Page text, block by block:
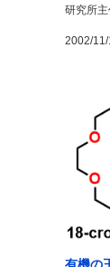
研究所
2002/11/